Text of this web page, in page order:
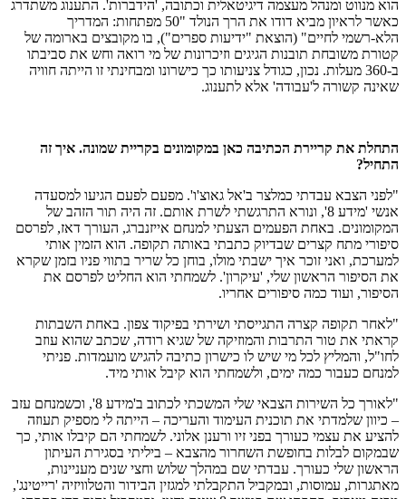
הוא מנווט ומנהל מעצמה דיגיטאלית וכתובה, 'הידברות'. התענוג משתדרג
כאשר לראיון מביא דודו את הרך הנולד "50 מפתחות: המדריך
הלא-רשמי לחיים" (הוצאת "ידיעות ספרים"), בו מקובצים בארומה של
קטורת משובחת תובנות הגיגים וזיכרונות של מי רואה וחש את סביבתו
ב-360 מעלות. נכון, כגודל צניעותו כך כישרונו ומבחינתי זו הייתה חוויה
שאינה קשורה ל'עבודה' אלא לתענוג.
התחלת את קריירת הכתיבה כאן במקומונים בקריית שמונה. איך זה
התחיל?
"לפני הצבא עבדתי כמלצר ב'אל גאוצ'ו'. מפעם לפעם הגיעו למסעדה
אנשי 'מידע 8', ונורא התרגשתי לשרת אותם. זה היה תור הזהב של
המקומונים. באחת הפעמים הצעתי למנחם אייזנברג, העורך דאז, לפרסם
סיפורי מתח קצרים שבדיוק כתבתי באותה תקופה. הוא הזמין אותי
למערכת, ואני זוכר איך ישבתי מולו, בוחן כל שריר בתווי פניו בזמן שקרא
את הסיפור הראשון שלי, 'עיקרון'. לשמחתי הוא החליט לפרסם את
הסיפור, ועוד כמה סיפורים אחריו.
"לאחר תקופה קצרה התגייסתי ושירתי בפיקוד צפון. באחת השבתות
קראתי את טור התרבות והמוזיקה של שגיא רודה, שכתב שהוא עוזב
לחו"ל, והמליץ לכל מי שיש לו כישרון כתיבה להגיש מועמדות. פניתי
למנחם כעבור כמה ימים, ולשמחתי הוא קיבל אותי מיד.
"לאורך כל השירות הצבאי שלי המשכתי לכתוב ב'מידע 8', וכשמנחם עזב
– כיוון שלמדתי את תוכנית העימוד והעריכה – הייתה לי מספיק תעוזה
להציע את עצמי כעורך בפני זיו ורענן אלוני. לשמחתי הם קיבלו אותי, כך
שבמקום לבלות בחופשת השחרור מהצבא – ביליתי בסגירת העיתון
הראשון שלי כעורך. עבדתי שם במהלך שלוש וחצי שנים מעניינות,
מאתגרות, עמוסות, ובמקביל התקבלתי למגזין הבידור והטלוויזיה 'רייטינג',